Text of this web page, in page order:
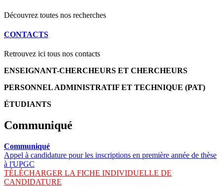
Découvrez toutes nos recherches
CONTACTS
Retrouvez ici tous nos contacts
ENSEIGNANT-CHERCHEURS ET CHERCHEURS
PERSONNEL ADMINISTRATIF ET TECHNIQUE (PAT)
ÉTUDIANTS
Communiqué
Communiqué
Appel à candidature pour les inscriptions en première année de thèse
à l'UPGC
TÉLÉCHARGER LA FICHE INDIVIDUELLE DE
CANDIDATURE